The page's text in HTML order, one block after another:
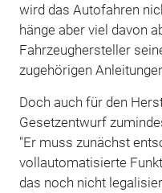
wird das Autofahren
hänge aber viel davon
Fahrzeughersteller
zugehörigen
Doch auch für den
Gesetzentwurf
"Er muss zunächst
vollautomatisierte
das noch nicht